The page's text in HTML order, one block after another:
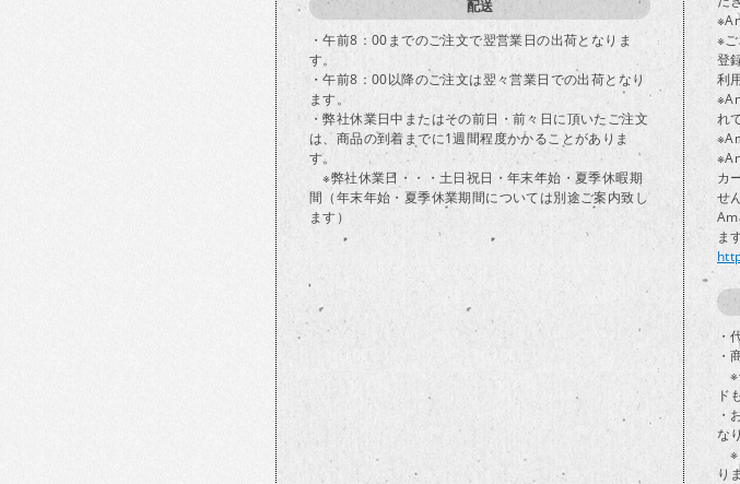
配送
・午前8：00までのご注文で翌営業日の出荷となりま
す。
・午前8：00以降のご注文は翌々営業日での出荷となり
ます。
・弊社休業日中またはその前日・前々日に頂いたご注文
は、商品の到着までに1週間程度かかることがありま
す。
※弊社休業日・・・土日祝日・年末年始・夏季休暇期
間（年末年始・夏季休業期間については別途ご案内致し
ます）
※
登
利
れ
カ
せ
ま
・
・
※
ド
・
な
※
り